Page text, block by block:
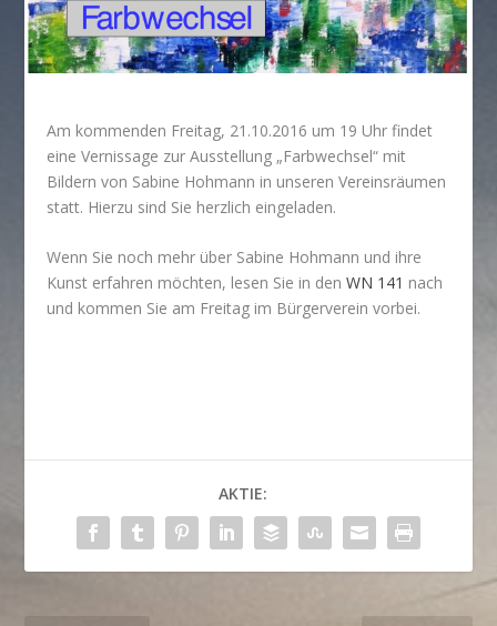
Am kommenden Freitag, 21.10.2016 um 19 Uhr findet
eine Vernissage zur Ausstellung „Farbwechsel“ mit
Bildern von Sabine Hohmann in unseren Vereinsräumen
statt. Hierzu sind Sie herzlich eingeladen.
Wenn Sie noch mehr über Sabine Hohmann und ihre
Kunst erfahren möchten, lesen Sie in denWN 141 nach
und kommen Sie am Freitag im Bürgerverein vorbei.
AKTIE: